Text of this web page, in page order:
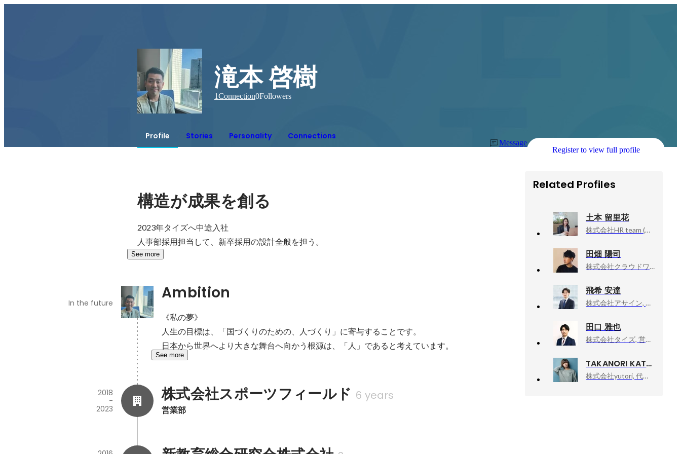
滝本 啓樹
1Connection0Followers
Profile Stories Personality Connections
Message
Register to view full profile
構造が成果を創る
2023年タイズへ中途入社
人事部採用担当して、新卒採用の設計全般を担う。
See more
Ambition
In the future
《私の夢》
人生の目標は、「国づくりのための、人づくり」に寄与することです。
日本から世界へより大きな舞台へ向かう根源は、「人」であると考えています。
See more
株式会社スポーツフィールド 6 years
営業部
2018
-
2023
Related Profiles
土本 留里花
株式会社HR team (旧リアステージ), 新卒リクルーティング本部 サブマネージャー
田畑 陽司
株式会社クラウドワークス, 部長
飛希 安達
株式会社アサイン, 執行役員
田口 雅也
株式会社タイズ, 営業部アセットマネジメントGマネージャー/企画部経営企画Gマネージャー
TAKANORI KATAISHI
株式会社yutori, 代表取締役社長